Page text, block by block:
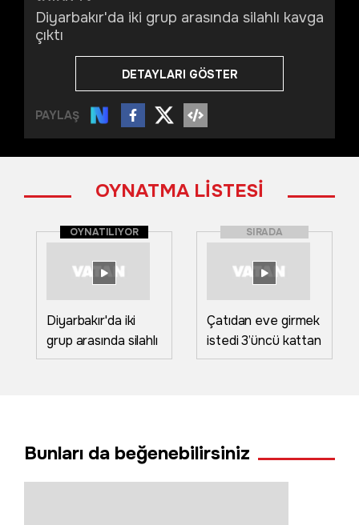
Diyarbakır'da iki grup arasında silahlı kavga
çıktı
DETAYLARI GÖSTER
PAYLAŞ
OYNATMA LİSTESİ
OYNATILIYOR
Diyarbakır'da iki
grup arasında silahlı
kavga çıktı
SIRADA
Çatıdan eve girmek
istedi 3’üncü kattan
düştü! Dehşet
Bunları da beğenebilirsiniz